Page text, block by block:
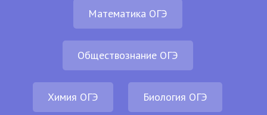
Математика ОГЭ
Обществознание ОГЭ
Химия ОГЭ Биология ОГЭ